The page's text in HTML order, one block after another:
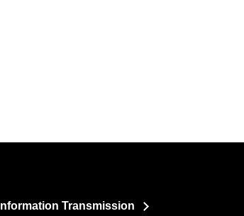
Information Transmission